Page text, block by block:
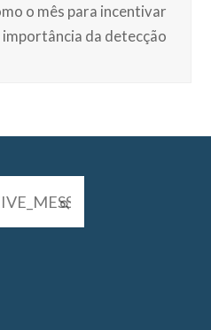
o mês para incentivar
da detecção